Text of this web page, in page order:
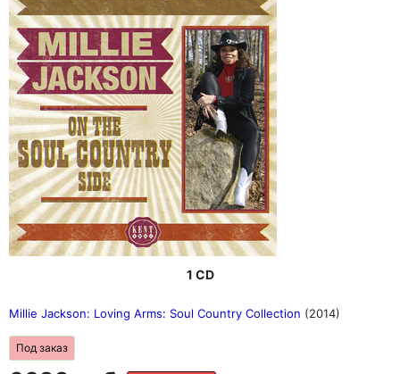
1 CD
Millie Jackson: Loving Arms: Soul Country Collection (2014)
Под заказ